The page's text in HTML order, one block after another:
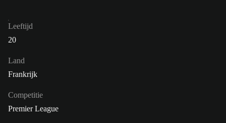
Leeftijd
20
Land
Frankrijk
Competitie
Premier League